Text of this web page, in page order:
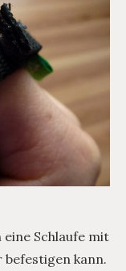
eine Schlaufe mit
kann.